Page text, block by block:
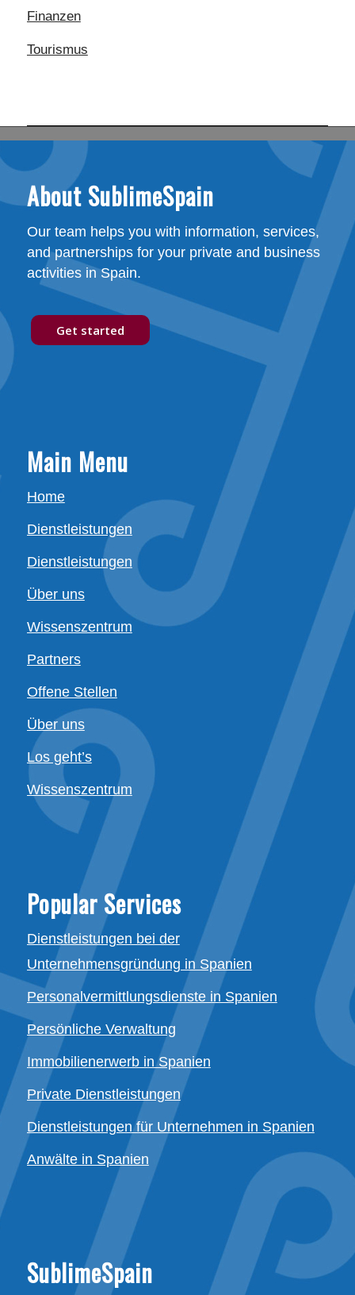
Finanzen
Tourismus
About SublimeSpain
Our team helps you with information, services,
and partnerships for your private and business
activities in Spain.
Get started
Main Menu
Home
Dienstleistungen
Dienstleistungen
Über uns
Wissenszentrum
Partners
Offene Stellen
Über uns
Los geht’s
Wissenszentrum
Popular Services
Dienstleistungen bei der
Unternehmensgründung in Spanien
Personalvermittlungsdienste in Spanien
Persönliche Verwaltung
Immobilienerwerb in Spanien
Private Dienstleistungen
Dienstleistungen für Unternehmen in Spanien
Anwälte in Spanien
SublimeSpain